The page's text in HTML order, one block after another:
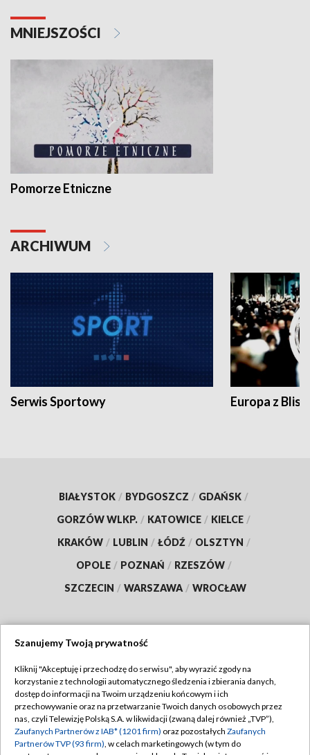
MNIEJSZOŚCI
Pomorze Etniczne
ARCHIWUM
Serwis Sportowy Europa z
BIAŁYSTOK / BYDGOSZCZ / GDAŃSK /
GORZÓW WLKP. / KATOWICE / KIELCE /
KRAKÓW / LUBLIN / ŁÓDŹ / OLSZTYN /
OPOLE / POZNAŃ / RZESZÓW /
SZCZECIN / WARSZAWA / WROCŁAW
TVP
Abonament TVP
Emisja w TVP
Centrum informacji TVP
Regulamin TVP
Polityka prywatności
Szanujemy Twoją prywatność
Kliknij "Akceptuję i przechodzę do serwisu", aby wyrazić zgody na
korzystanie z technologii automatycznego śledzenia i zbierania danych,
dostęp do informacji na Twoim urządzeniu końcowym i ich
przechowywanie oraz na przetwarzanie Twoich danych osobowych przez
nas, czyli Telewizję Polską S.A. w likwidacji (zwaną dalej również „TVP”),
Zaufanych Partnerów z IAB* (1201 firm) oraz pozostałych Zaufanych
Partnerów TVP (93 firm), w celach marketingowych (w tym do